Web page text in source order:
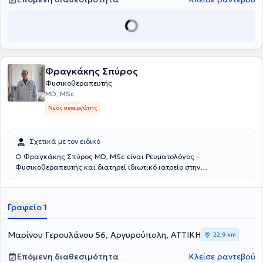
υπηρεσίες αποκατάστασης, όπως Νευρομυικές και μυοσκελετικές
παθήσεις, Κρανιοεγκεφαλικές κακώσεις, αγγειακά εγκεφαλικά
αρθροπλαστικές, τενοντομεταθέσεις, κατάγματα κλπ, Αθλητικές
κακώσεις, Χρόνιος πόνος (Κεφαλαλγίες, αυχεναλγίες, οσφυαλγίες)
και Επαγγελματικά νοσήματα. Τέλος, το φυσικοθεραπευτήριο
διαθέτει μαγνητικό διεγέρτη και Tecar (θεραπεία με
ραδιοσυχνότητες).
Φραγκάκης Σπύρος
Φυσικοθεραπευτής
MD, MSc
Νέος συνεργάτης
Σχετικά με τον ειδικό
Ο Φραγκάκης Σπύρος MD, MSc είναι Ρευματολόγος -
Φυσικοθεραπευτής και διατηρεί ιδιωτικό ιατρείο στην
Νοσήματα των Οστών με βαθμό "Άριστα" από το Εθνικό και
Ιατρικού Βελονισμού μετά από επιτυχή παρακολούθηση με
εξετάσεις υπό την αιγίδα του Διεθνούς Συμβουλίου Ιατρικού
Βελονισμού. Επιπλέον, έχει παρακολουθήσει μετεκπαιδευτικά
μαθήματα με πρακτική άσκηση από την Ιατρική Σχολή του
Πανεπιστημίου της Βιέννης, του Πανεπιστημίου Χάσσελτ και του
Γραφείο 1
Μαρίνου Γερουλάνου 56, Αργυρούπολη, ΑΤΤΙΚΗ 22,9 km
Επόμενη διαθεσιμότητα Κλείσε ραντεβού